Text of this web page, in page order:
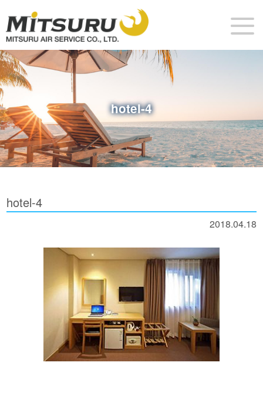
hotel-4
hotel-4
2018.04.18